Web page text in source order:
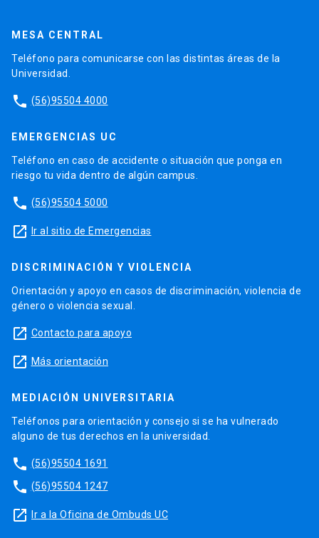
MESA CENTRAL
Teléfono para comunicarse con las distintas áreas de la
Universidad.
phone (56)95504 4000
EMERGENCIAS UC
Teléfono en caso de accidente o situación que ponga en
riesgo tu vida dentro de algún campus.
phone (56)95504 5000
launch Ir al sitio de Emergencias
DISCRIMINACIÓN Y VIOLENCIA
Orientación y apoyo en casos de discriminación, violencia de
género o violencia sexual.
launch Contacto para apoyo
launch Más orientación
MEDIACIÓN UNIVERSITARIA
Teléfonos para orientación y consejo si se ha vulnerado
alguno de tus derechos en la universidad.
phone (56)95504 1691
phone (56)95504 1247
launch Ir a la Oficina de Ombuds UC